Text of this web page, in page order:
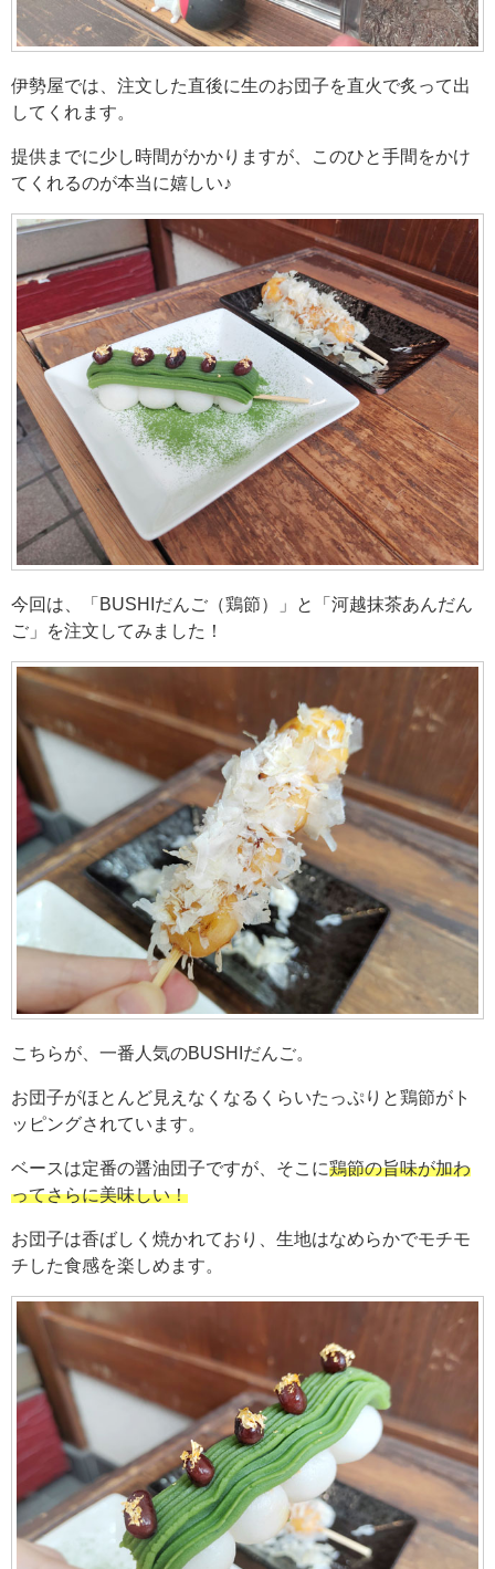
伊勢屋では、注文した直後に生のお団子を直火で炙って出
してくれます。
提供までに少し時間がかかりますが、このひと手間をかけ
てくれるのが本当に嬉しい♪
今回は、「BUSHIだんご（鶏節）」と「河越抹茶あんだん
ご」を注文してみました！
こちらが、一番人気のBUSHIだんご。
お団子がほとんど見えなくなるくらいたっぷりと鶏節がト
ッピングされています。
ベースは定番の醤油団子ですが、そこに鶏節の旨味が加わ
ってさらに美味しい！
お団子は香ばしく焼かれており、生地はなめらかでモチモ
チした食感を楽しめます。